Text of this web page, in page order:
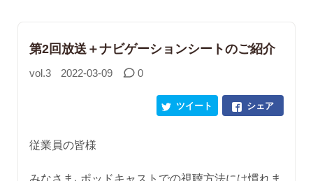
第2回放送＋ナビゲーションシートのご紹介
vol.3 2022-03-09 0
シェア
ツイート
従業員の皆様
みなさま、ポッドキャストでの視聴方法には慣れま